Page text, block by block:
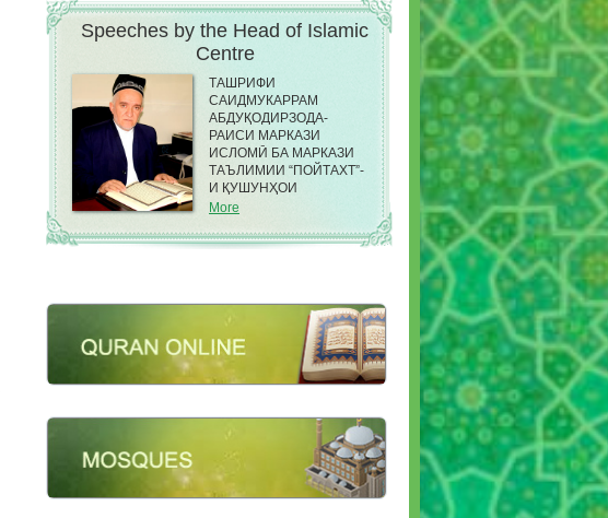
Speeches by the Head of Islamic
Сentre
ТАШРИФИ
САИДМУКАРРАМ
АБДУҚОДИРЗОДА-
РАИСИ МАРКАЗИ
ИСЛОМӢ БА МАРКАЗИ
ТАЪЛИМИИ “ПОЙТАХТ”-
И ҚУШУНҲОИ
САРҲАДИИ КДАМ ДАР
ШАҲРИ ДУШАНБЕ
More